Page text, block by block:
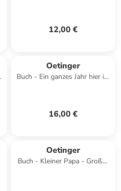
12,00 €
Oetinger
Buch - Ein ganzes Jahr hier im
16,00 €
Oetinger
Buch - Kleiner Papa - Großer